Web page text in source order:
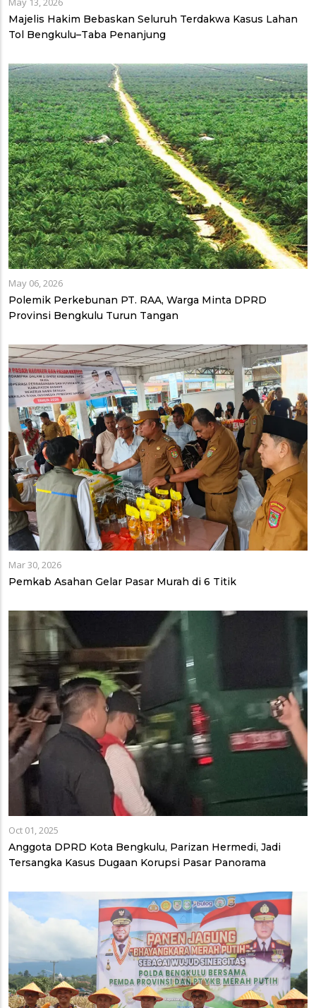
Majelis Hakim Bebaskan Seluruh Terdakwa Kasus Lahan
Tol Bengkulu–Taba Penanjung
May 06, 2026
Polemik Perkebunan PT. RAA, Warga Minta DPRD
Provinsi Bengkulu Turun Tangan
Mar 30, 2026
Pemkab Asahan Gelar Pasar Murah di 6 Titik
Oct 01, 2025
Anggota DPRD Kota Bengkulu, Parizan Hermedi, Jadi
Tersangka Kasus Dugaan Korupsi Pasar Panorama